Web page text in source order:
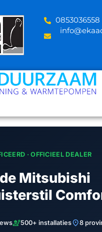
‪0853036558
· OFFICIEEL DEALER
Mitsubishi
engineering500+ installatieslocation_on8